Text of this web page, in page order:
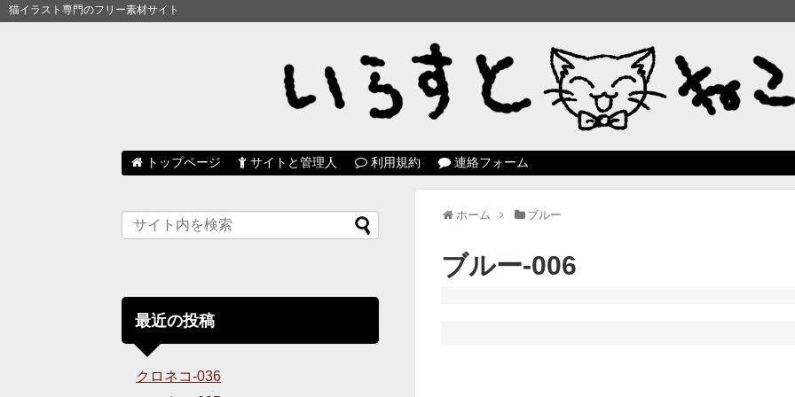
猫イラスト専門のフリー素材サイト
トップページ サイトと管理人 利用規約 連絡フォーム
ホーム ブルー
ブルー-006
最近の投稿
クロネコ-036